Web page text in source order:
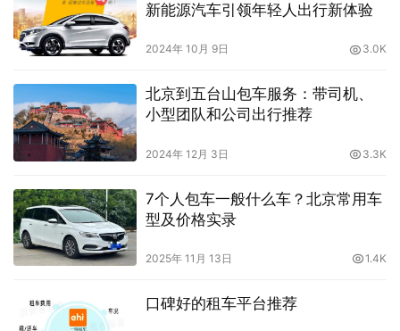
新能源汽车引领年轻人出行新体验
2024年 10月 9日 3.0K
北京到五台山包车服务：带司机、
小型团队和公司出行推荐
2024年 12月 3日 3.3K
7个人包车一般什么车？北京常用车
型及价格实录
2025年 11月 13日 1.4K
口碑好的租车平台推荐